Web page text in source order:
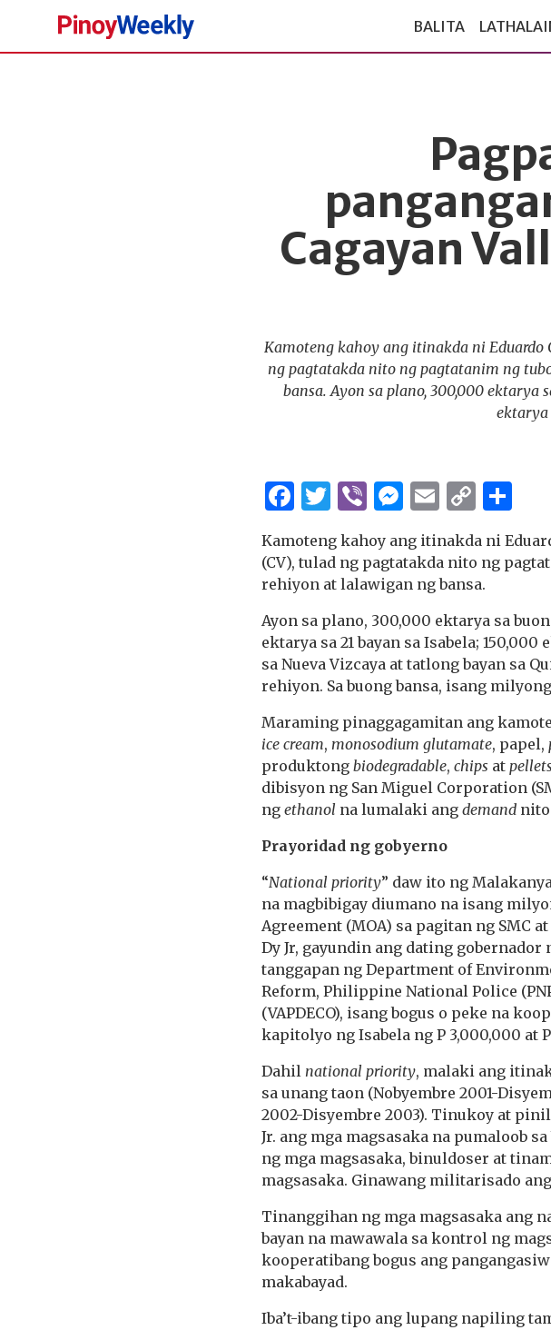
Pinoy
BALITA
Cagayan
Kamoteng kahoy ang itinakda ni Eduardo
ng pagtatakda nito ng pagtatanim ng
bansa. Ayon sa plano, 300,000 ektarya
ektarya
Facebook
Twitter
ViberMessenger
Email
Copy
Link
Kamoteng kahoy ang itinakda ni
(CV), tulad ng pagtatakda nito ng
rehiyon at lalawigan ng bansa.
Ayon sa plano, 300,000 ektarya sa
ektarya sa 21 bayan sa Isabela;
sa Nueva Vizcaya at tatlong bayan sa
rehiyon. Sa buong bansa, isang
Maraming pinaggagamitan ang
ice cream, monosodium glutamate, papel,
produktong biodegradable, chips at pellets
dibisyon ng San Miguel Corporation
ng ethanol na lumalaki ang demand
Prayoridad ng gobyerno
“National priority” daw ito ng
na magbibigay diumano na isang
Agreement (MOA) sa pagitan ng SMC
Dy Jr, gayundin ang dating
tanggapan ng Department of
Reform, Philippine National Police
(VAPDECO), isang bogus o peke na
kapitolyo ng Isabela ng P 3,000,000 at
Dahil national priority, malaki ang
sa unang taon (Nobyembre 2001-
2002-Disyembre 2003). Tinukoy at
Jr. ang mga magsasaka na pumaloob
ng mga magsasaka, binuldoser at
magsasaka. Ginawang militarisado
Tinanggihan ng mga magsasaka ang
bayan na mawawala sa kontrol ng
kooperatibang bogus ang
makabayad.
Iba’t-ibang tipo ang lupang napiling